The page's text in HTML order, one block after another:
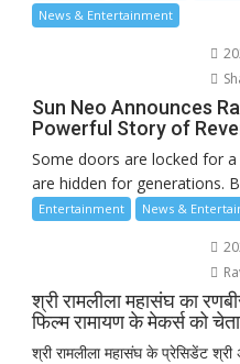
News & Entertainment
Sun Neo Announces
Powerful Story of
Some doors are locked for
are hidden for generations.
Entertainment News &
श्री रामलीला महासंघ का
फिल्म रामायण के मेकर्स को
श्री रामलीला महासंघ के प्रेसिडेंट